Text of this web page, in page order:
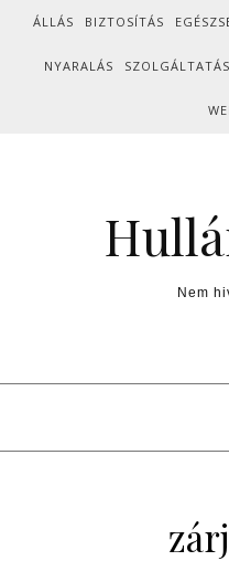
Skip to content
ÁLLÁS BIZTOSÍTÁS
NYARALÁS SZOLGÁLTATÁS
Nem